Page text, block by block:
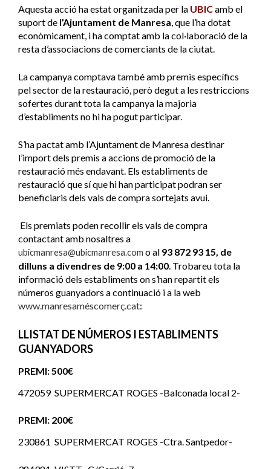
Aquesta acció ha estat organitzada per la UBICamb el
suport de l’Ajuntament de Manresa, que l’ha dotat
econòmicament, i ha comptat amb la col·laboració de la
resta d’associacions de comerciants de la ciutat.
La campanya comptava també amb premis específics
pel sector de la restauració, però degut a les restriccions
sofertes durant tota la campanya la majoria
d’establiments no hi ha pogut participar.
S’ha pactat amb l’Ajuntament de Manresa destinar
l’import dels premis a accions de promoció de la
restauració més endavant. Els establiments de
restauració que sí que hi han participat podran ser
beneficiaris dels vals de compra sortejats avui.
Els premiats poden recollir els vals de compra
contactant amb nosaltres a
ubicmanresa@ubicmanresa.com o al 93 872 93 15, de
dilluns a divendres de 9:00 a 14:00. Trobareu tota la
informació dels establiments on s’han repartit els
números guanyadors a continuació i a la web
www.manresaméscomerç.cat:
LLISTAT DE NÚMEROS I ESTABLIMENTS
GUANYADORS
PREMI: 500€
472059 SUPERMERCAT ROGES -Balconada local 2-
PREMI: 200€
230861 SUPERMERCAT ROGES -Ctra. Santpedor-